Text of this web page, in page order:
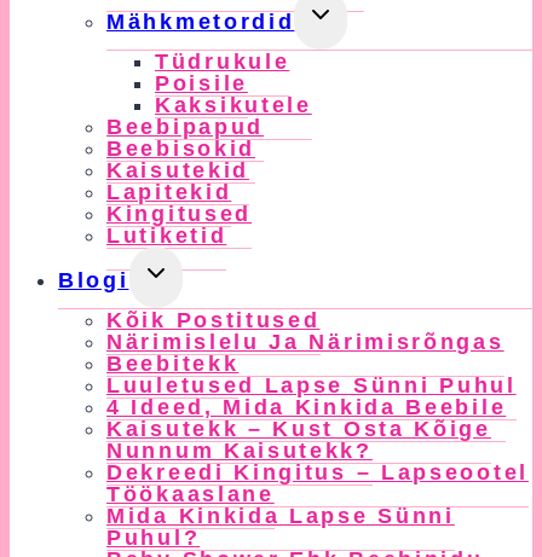
Mähkmetordid
Toggle
Child
Tüdrukule
Poisile
Kaksikutele
Beebipapud
Beebisokid
Kaisutekid
Lapitekid
Kingitused
Lutiketid
Blogi
Toggle
Child
Menu
Kõik Postitused
Närimislelu Ja Närimisrõngas
Beebitekk
Luuletused Lapse Sünni Puhul
4 Ideed, Mida Kinkida Beebile
Kaisutekk – Kust Osta Kõige
Nunnum Kaisutekk?
Dekreedi Kingitus – Lapseootel
Töökaaslane
Mida Kinkida Lapse Sünni
Puhul?